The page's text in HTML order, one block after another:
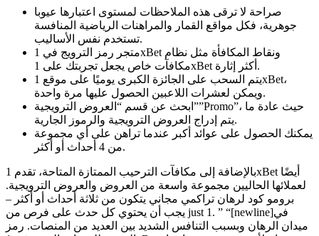
صراحة لا ترقى هذه الملاحظات لمستوى اعتبارها عيوبا
جوهرية، فكل مواقع القمار والمراهنات الرياضية المنافسة
تستخدم نفس الأساليب.
متجر رمز الترويج في 1xBet ونقاط المكافأة مثل نظام
مكافآت خاص يجعل تجربتك على 1xBet أكثر إثارة.
يتم السحب على الجائزة الكبرى يوميًا على موقع 1xBet،
ويمكن لعشرات اللاعبين الحصول عليها مرة واحدة.
ابحث عن قسم “العروض الترويجية””Promo”، حيث عادة ما
يتم إدراج العروض الترويجية والرموز الجارية.
يمكنك الحصول على عوائد أكبر عندما تراهن على أي مجموعة
من 4 أحداث أو أكثر.
بالإضافة إلى مكافآت الترحيب الممتازة المتاحة، تقدم 1xBet أيضًا
لعملائها الحاليين مجموعة واسعة من العروض والعروض الترويجية.
برومو كود لرهان تراكمي مجاني يتكون من ثلاثة أحداث أو أكثر –
يجب أن يحتوي كل حدث على فرص من just 1. ” “[newline]في
ميدان الرهان وبسبب التنافس الشديد بين العديد من المنصات. رمز